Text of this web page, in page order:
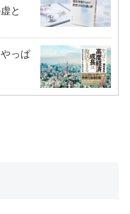
と
っぱ